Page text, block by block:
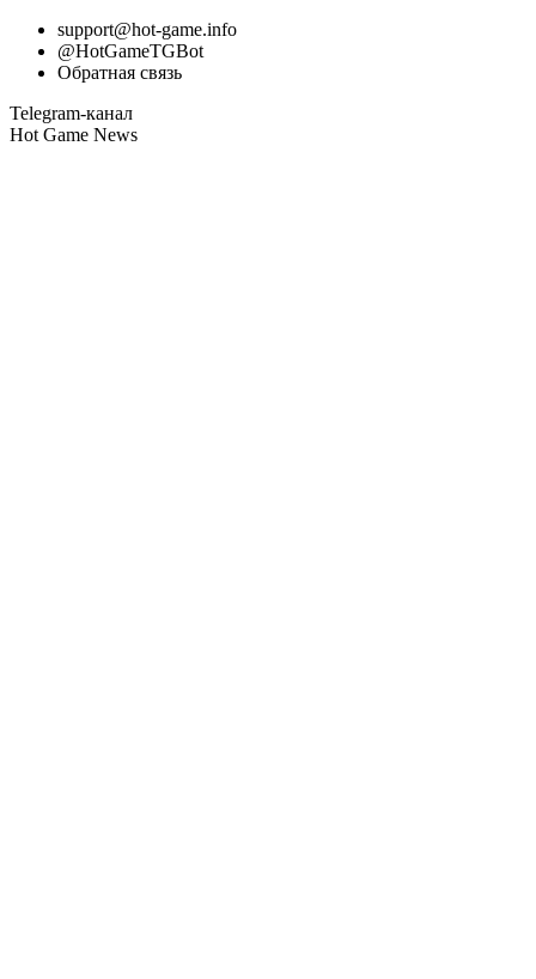
support@hot-game.info
@HotGameTGBot
Обратная связь
Telegram-канал
Hot Game News